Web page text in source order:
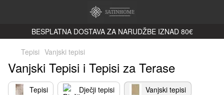
BESPLATNA DOSTAVA ZA NARUDŽBE IZNAD 80€
Tepisi Vanjski tepisi
Vanjski Tepisi i Tepisi za Terase
Tepisi Dječji tepisi Vanjski tepisi